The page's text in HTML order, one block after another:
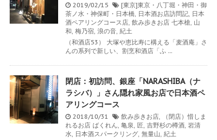
2019/02/15
[東京]東京・八丁堀・神田・御
茶ノ水・神保町・日本橋, 日本酒お店訪問記, 日本
酒ペアリングコース店, 飲み歩きお店 七本槍, 山
和, 梅乃宿, 浪の音, 紀土
（和酒店53） 大塚や恵比寿に構える「麦酒庵」さ
んの系列で新しい、割烹和酒店「ふ ...
閉店：初訪問、銀座「NARASHIBA（ナ
ラシバ）」さん隠れ家風お店で日本酒ペ
アリングコース
2018/10/31 飲み歩きお店,
（閉店）惜しま
れるお店 ばくれん, 亀泉, 匠, 吉野杉の樽酒, 岩清
水, 日本酒スパークリング, 無量山, 紀土